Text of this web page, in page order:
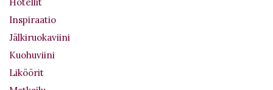
Hotellit
Inspiraatio
Jälkiruokaviini
Kuohuviini
Liköörit